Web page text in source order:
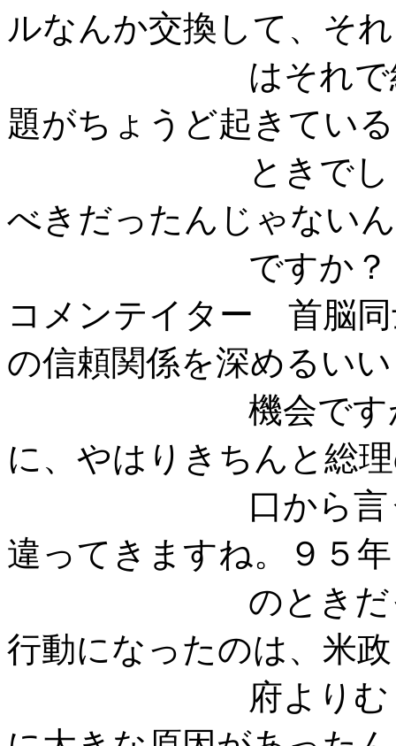
ルなんか交換して、それ
はそれで結構な
題がちょうど起きている
ときでしょう。
べきだったんじゃないん
ですか？
コメンテイター 首脳
の信頼関係を深めるいい
機会ですが、だ
に、やはりきちんと総
口から言うのと
違ってきますね。９５年
のときだって、
行動になったのは、米政
府よりむしろ、